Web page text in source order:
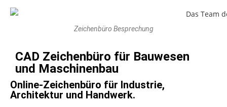
Zeichenbüro Besprechung
CAD Zeichenbüro für Bauwesen
und Maschinenbau
Online-Zeichenbüro für Industrie,
Architektur und Handwerk.